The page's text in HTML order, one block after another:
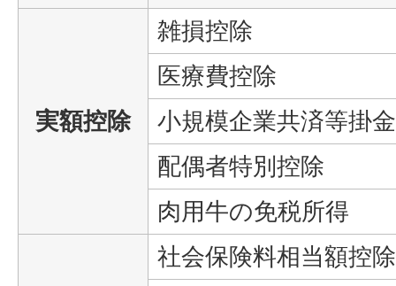
実額控除
雑損控除
医療費控除
小規模企業共済等掛
配偶者特別控除
肉用牛の免税所得
社会保険料相当額控除